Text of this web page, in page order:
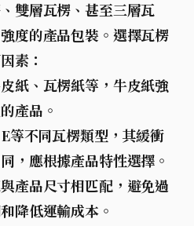
雙層瓦楞、甚至三層瓦
度的產品包裝。選擇瓦楞
素：
紙、瓦楞紙等，牛皮紙強
產品。
等不同瓦楞類型，其緩衝
，應根據產品特性選擇。
產品尺寸相匹配，避免過
降低運輸成本。